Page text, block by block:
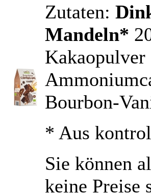
Zutaten:
Mandeln*
Bourbon-
* Aus
Sie können
keine Preise